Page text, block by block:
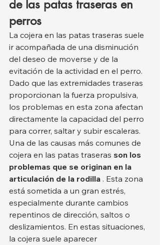
de las patas traseras en
perros
La cojera en las patas traseras suele
ir acompañada de una disminución
del deseo de moverse y de la
evitación de la actividad en el perro.
Dado que las extremidades traseras
proporcionan la fuerza propulsiva,
los problemas en esta zona afectan
directamente la capacidad del perro
para correr, saltar y subir escaleras.
Una de las causas más comunes de
cojera en las patas traseras son los
problemas que se originan en la
articulación de la rodilla . Esta zona
está sometida a un gran estrés,
especialmente durante cambios
repentinos de dirección, saltos o
deslizamientos. En estas situaciones,
la cojera suele aparecer